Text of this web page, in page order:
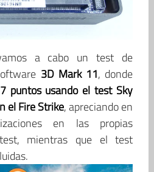
a cabo un test de
3D Mark 11, donde
puntos usando el test Sky
el Fire Strike, apreciando en
en las propias
mientras que el test